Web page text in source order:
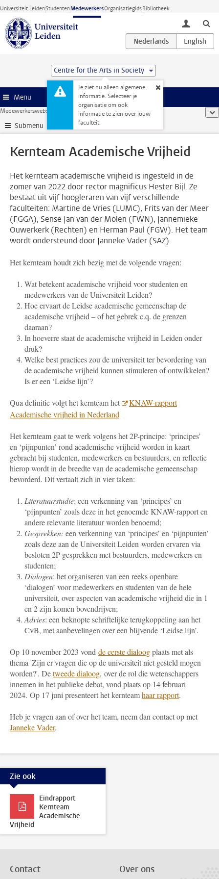
Ga direct naar de inhoud
Universiteit LeidenStudentenMedewerkersOrganisatiegidsBibliotheek
toggle
Centre for the Arts in Society
Je ziet nu alleen algemene
informatie. Selecteer je
organisatie om ook
informatie te zien over jouw
faculteit.
Menu
Medewerkerswebsite Kernteam Academische Vrijheid
Submenu
Kernteam Academische Vrijheid
Het kernteam academische vrijheid is ingesteld in de
zomer van 2022 door rector magnificus Hester Bijl. Ze
bestaat uit vijf hoogleraren van vijf verschillende
faculteiten: Martine de Vries (LUMC), Frits van der Meer
(FGGA), Sense Jan van der Molen (FWN), Jannemieke
Ouwerkerk (Rechten) en Herman Paul (FGW). Het team
wordt ondersteund door Janneke Vader (SAZ).
Het kernteam houdt zich bezig met de volgende vragen:
Wat betekent academische vrijheid voor studenten en
medewerkers van de Universiteit Leiden?
Hoe ervaart de Leidse academische gemeenschap de
academische vrijheid – of het gebrek c.q. de grenzen
daaraan?
In hoeverre staat de academische vrijheid in Leiden onder
druk?
Welke best practices zou de universiteit ter bevordering van
de academische vrijheid kunnen stimuleren of ontwikkelen?
Is er een ‘Leidse lijn’?
Qua definitie volgt het kernteam het
KNAW-rapport
Academische vrijheid in Nederland
Het kernteam gaat te werk volgens het 2P-principe: ‘principes’
en ‘pijnpunten’ rond academische vrijheid worden in kaart
gebrachtbij studenten, medewerkers en bestuurders, en reflectie
hierop wordt in de breedte van de academische gemeenschap
bevorderd. Dit vertaalt zich in vier taken:
Literatuurstudie: een verkenning van ‘principes’ en
‘pijnpunten’ zoals deze in het genoemde KNAW-rapport en
andere relevante literatuur worden benoemd;
Gesprekken: een verkenning van ‘principes’ en ‘pijnpunten’
zoals deze aan de Universiteit Leiden worden ervaren via
besloten 2P-gesprekken met bestuurders, medewerkers en
studenten;
Dialogen: het organiseren van een reeks openbare
‘dialogen’ voor medewerkers en studenten van de hele
universiteit, over aspecten van academische vrijheid die in 1
en 2 zijn komen bovendrijven;
Advies: een beknopte schriftelijke terugkoppeling aan het
CvB, met aanbevelingen over een blijvende ‘Leidse lijn’.
Op 10 november 2023 vond de eerste dialoogplaats met als
thema 'Zijn er vragen die op de universiteit niet gesteld mogen
worden?'. Detweede dialoog, over de rol die wetenschappers
innemen in het publieke debat, vond plaats op 14 februari
2024. Op 17 juni presenteert het kernteamhaar rapport.
Heb je vragen aan of over het team, neem dan contact op met
Janneke Vader.
Zie ook
Eindrapport
Kernteam
Academische
Vrijheid
Contact Over ons